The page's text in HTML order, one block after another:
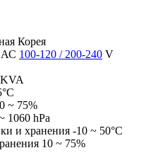
Корея
АС 100-120 / 200-240 V
~ 75%
1060 hPa
и хранения -10 ~ 50°С
10 ~ 75%